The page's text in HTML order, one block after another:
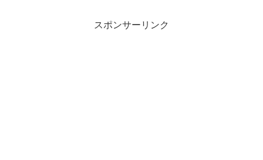
スポンサーリンク